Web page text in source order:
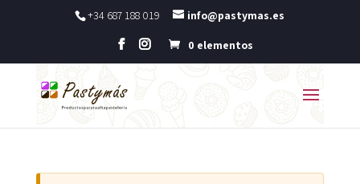
+34 687 188 019 info@pastymas.es
0 elementos